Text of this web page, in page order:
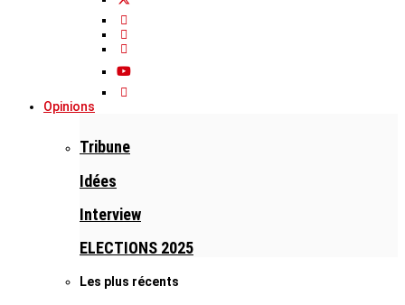
Opinions
Tribune
Idées
Interview
ELECTIONS 2025
Les plus récents